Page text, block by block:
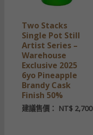
Two Stacks
Single Pot Still
Artist Series –
Warehouse
Exclusive 2025
6yo Pineapple
Brandy Cask
Finish 50%
建議售價： NT$2,700